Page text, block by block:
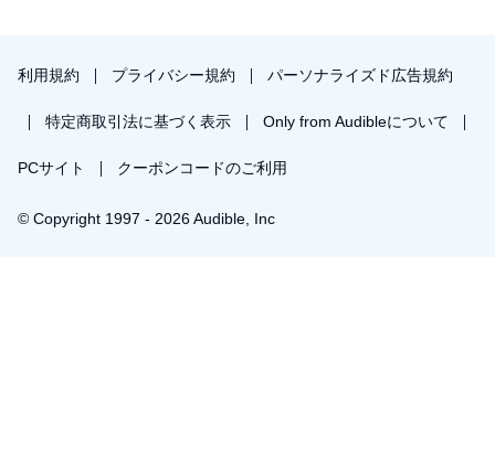
利用規約 プライバシー規約 パーソナライズド広告規約
特定商取引法に基づく表示 Only from Audibleについて
PCサイト クーポンコードのご利用
© Copyright 1997 - 2026 Audible, Inc